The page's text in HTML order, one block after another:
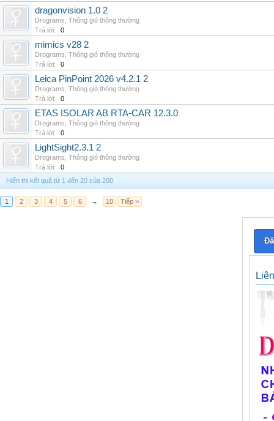
dragonvision 1.0 2
Drograms Thông gió thông thường
Trả lời:
0
mimics v28 2
Drograms Thông gió thông thường
Trả lời:
0
Leica PinPoint 2026 v4.2.1 2
Drograms Thông gió thông thường
Trả lời:
0
ETAS ISOLAR AB RTA-CAR 12.3.0
Drograms Thông gió thông thường
Trả lời:
0
LightSight2.3.1 2
Drograms Thông gió thông thường
Trả lời:
0
Hiển thị kết quả từ 1 đến 20 của 200
1 2 3 4 5 6 → 10 Tiếp >